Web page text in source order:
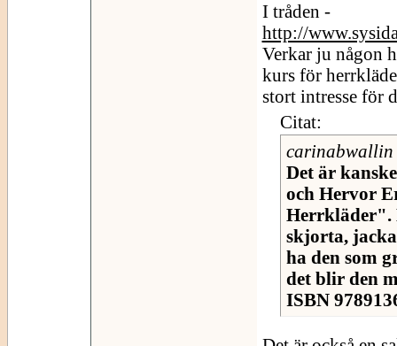
I tråden -
http://
Verkar ju någon
kurs för
stort intresse för
Citat:
carinabwallin
Det är
och Hervor
Herrkläder".
skjorta,
ha den som
det blir den
ISBN